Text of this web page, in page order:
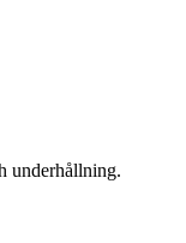
underhållning.